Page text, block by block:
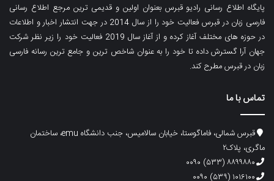
پایگاه اطلاع رسانی رادیو قبرس بعنوان اولین و قدیمی ترین مرجع اطلاع رسانی
فارسی زبان در قبرس فعالیت خود را از سال 2014 در جهت انتشار اخبار و اطلاعات
در حوزه های مختلف آغاز کرده و از آغاز سال 2019 فعالیت خود را زیر نظر شرکت
جهان آرا گسترش داده تا خود را به عنوان شاخص ترین و جامع ترین رسانه فارسی
زبان در قبرس مطرح کند.
تماس با ما
قبرس شمالی، فاماگوستا، خیابان سالامیس، جنب دانشگاه emu، ساختمان
ماگری، پلاک۲
۸۸۹۹۸۸۰ (۵۳۳) ۰۰۹۰
۱۰۱۶۱۰۰ (۵۳۹) ۰۰۹۰